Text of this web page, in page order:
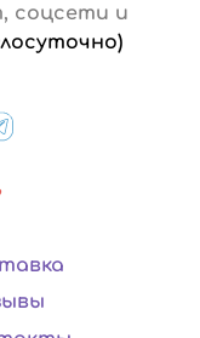
соцсети и